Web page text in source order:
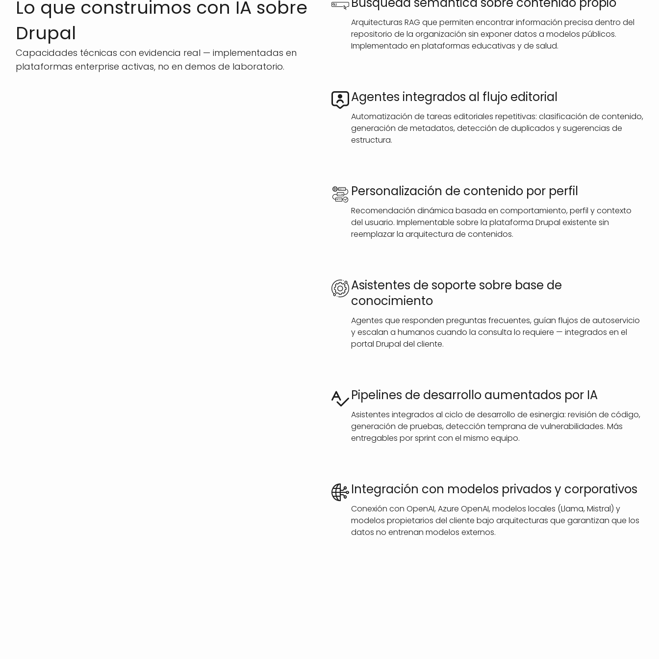
Lo que construimos con IA sobre
Drupal
Capacidades técnicas con evidencia real — implementadas en
plataformas enterprise activas, no en demos de laboratorio.
Arquitecturas RAG que permiten encontrar información precisa dentro del
repositorio de la organización sin exponer datos a modelos públicos.
Implementado en plataformas educativas y de salud.
Agentes integrados al flujo editorial
Automatización de tareas editoriales repetitivas: clasificación de contenido,
generación de metadatos, detección de duplicados y sugerencias de
estructura.
Personalización de contenido por perfil
Recomendación dinámica basada en comportamiento, perfil y contexto
del usuario. Implementable sobre la plataforma Drupal existente sin
reemplazar la arquitectura de contenidos.
Asistentes de soporte sobre base de
conocimiento
Agentes que responden preguntas frecuentes, guían flujos de autoservicio
y escalan a humanos cuando la consulta lo requiere — integrados en el
portal Drupal del cliente.
Pipelines de desarrollo aumentados por IA
Asistentes integrados al ciclo de desarrollo de esinergia: revisión de código,
generación de pruebas, detección temprana de vulnerabilidades. Más
entregables por sprint con el mismo equipo.
Integración con modelos privados y corporativos
Conexión con OpenAI, Azure OpenAI, modelos locales (Llama, Mistral) y
modelos propietarios del cliente bajo arquitecturas que garantizan que los
datos no entrenan modelos externos.